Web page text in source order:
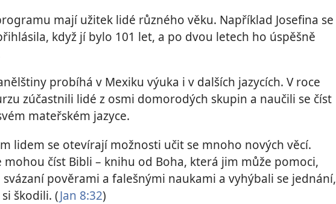
mají užitek lidé různého věku. Například Josefina se
když jí bylo 101 let, a po dvou letech ho úspěšně
probíhá v Mexiku výuka i v dalších jazycích. V roce
zúčastnili lidé z osmi domorodých skupin a naučili se číst
mateřském jazyce.
lidem se otevírají možnosti učit se mnoho nových věcí.
mohou číst Bibli – knihu od Boha, která jim může pomoci,
pověrami a falešnými naukami a vyhýbali se jednání,
škodili. (Jan 8:32)